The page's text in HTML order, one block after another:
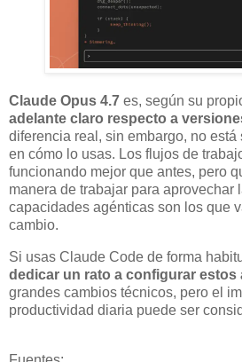
Claude Opus 4.7 es, según su
adelante claro respecto a
diferencia real, sin embargo, no
en cómo lo usas. Los flujos de
funcionando mejor que antes, pero
manera de trabajar para aprovechar
capacidades agénticas son los que
cambio.
Si usas Claude Code de forma
dedicar un rato a configurar estos
grandes cambios técnicos, pero el
productividad diaria puede ser